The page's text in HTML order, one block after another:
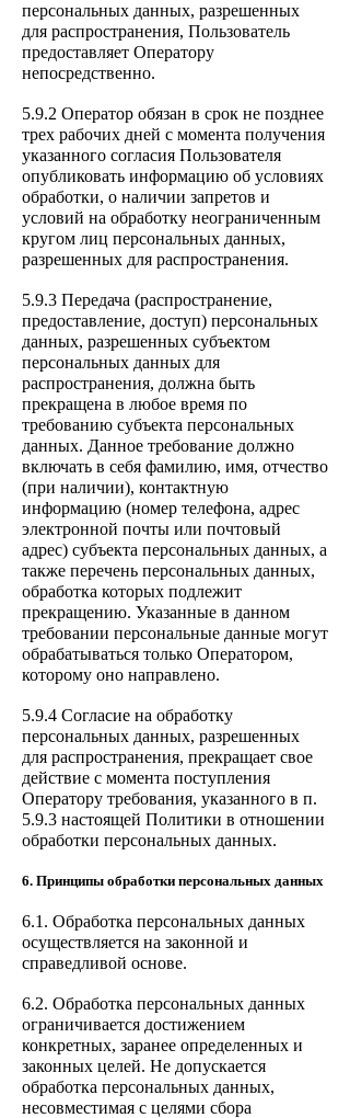
персональных данных, разрешенных
для распространения, Пользователь
предоставляет Оператору
непосредственно.
5.9.2 Оператор обязан в срок не позднее
трех рабочих дней с момента получения
указанного согласия Пользователя
опубликовать информацию об условиях
обработки, о наличии запретов и
условий на обработку неограниченным
кругом лиц персональных данных,
разрешенных для распространения.
5.9.3 Передача (распространение,
предоставление, доступ) персональных
данных, разрешенных субъектом
персональных данных для
распространения, должна быть
прекращена в любое время по
требованию субъекта персональных
данных. Данное требование должно
включать в себя фамилию, имя, отчество
(при наличии), контактную
информацию (номер телефона, адрес
электронной почты или почтовый
адрес) субъекта персональных данных, а
также перечень персональных данных,
обработка которых подлежит
прекращению. Указанные в данном
требовании персональные данные могут
обрабатываться только Оператором,
которому оно направлено.
5.9.4 Согласие на обработку
персональных данных, разрешенных
для распространения, прекращает свое
действие с момента поступления
Оператору требования, указанного в п.
5.9.3 настоящей Политики в отношении
обработки персональных данных.
6. Принципы обработки персональных данных
6.1. Обработка персональных данных
осуществляется на законной и
справедливой основе.
6.2. Обработка персональных данных
ограничивается достижением
конкретных, заранее определенных и
законных целей. Не допускается
обработка персональных данных,
несовместимая с целями сбора